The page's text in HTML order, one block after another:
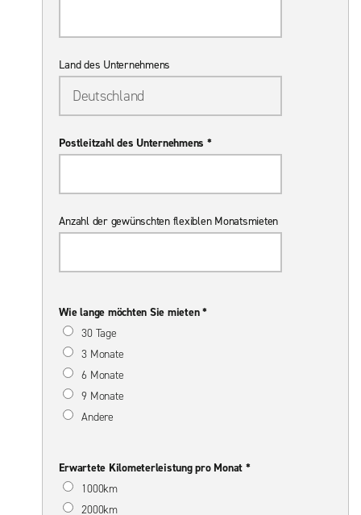
Land des Unternehmens
Postleitzahl des Unternehmens *
Anzahl der gewünschten flexiblen Monatsmieten
Wie lange möchten Sie mieten *
30 Tage
3 Monate
6 Monate
9 Monate
Andere
Erwartete Kilometerleistung pro Monat *
1000km
2000km